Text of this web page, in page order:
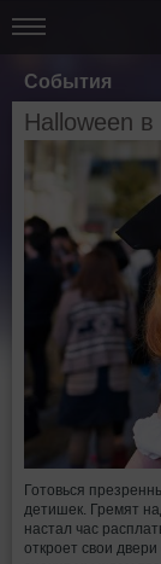
События
Halloween
Готовься
детишек. Гремят
настал час
откроет свои